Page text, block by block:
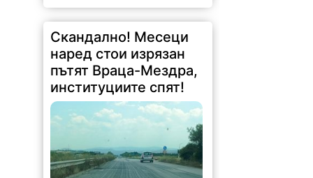
Скандално! Месеци
наред стои изрязан
пътят Враца-Мездра,
институциите спят!